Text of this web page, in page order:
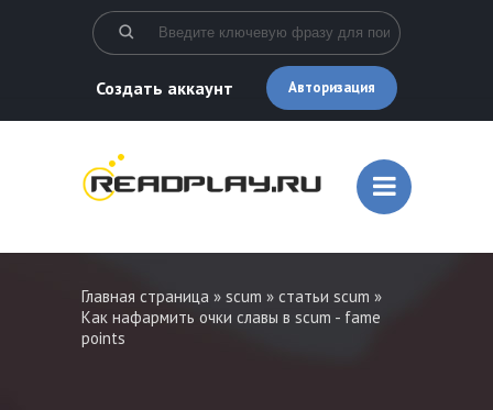
Создать аккаунт Авторизация
Главная страница » scum » статьи scum »
Как нафармить очки славы в scum - fame
points